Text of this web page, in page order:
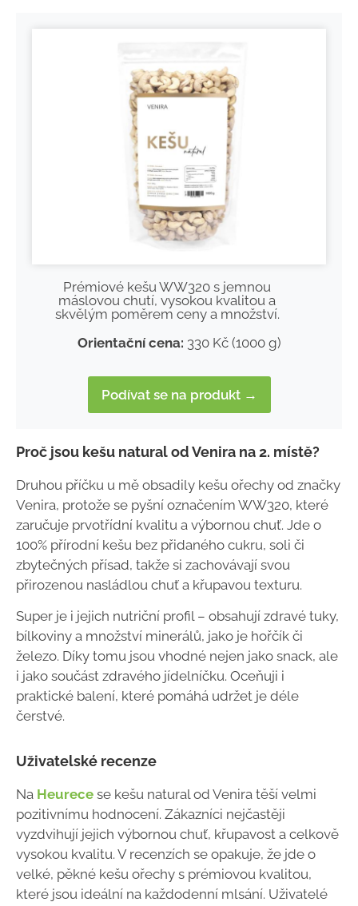
Prémiové kešu WW320 s jemnou
máslovou chutí, vysokou kvalitou a
skvělým poměrem ceny a množství.
Orientační cena: 330 Kč (1000 g)
Podívat se na produkt →
Proč jsou kešu natural od Venira na 2. místě?
Druhou příčku u mě obsadily kešu ořechy od značky
Venira, protože se pyšní označením WW320, které
zaručuje prvotřídní kvalitu a výbornou chuť. Jde o
100% přírodní kešu bez přidaného cukru, soli či
zbytečných přísad, takže si zachovávají svou
přirozenou nasládlou chuť a křupavou texturu.
Super je i jejich nutriční profil – obsahují zdravé tuky,
bílkoviny a množství minerálů, jako je hořčík či
železo. Díky tomu jsou vhodné nejen jako snack, ale
i jako součást zdravého jídelníčku. Oceňuji i
praktické balení, které pomáhá udržet je déle
čerstvé.
Uživatelské recenze
Na Heurece se kešu natural od Venira těší velmi
pozitivnímu hodnocení. Zákazníci nejčastěji
vyzdvihují jejich výbornou chuť, křupavost a celkově
vysokou kvalitu. V recenzích se opakuje, že jde o
velké, pěkné kešu ořechy s prémiovou kvalitou,
které jsou ideální na každodenní mlsání. Uživatelé